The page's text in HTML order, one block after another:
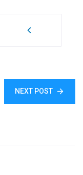
NEXT POST